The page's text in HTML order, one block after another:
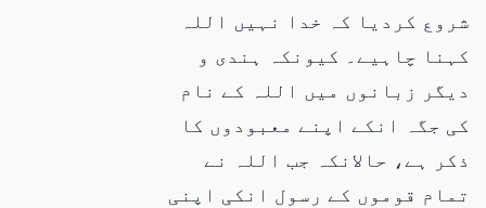
شروع کردیا کہ خدا نہیں اللہ
کہنا چاہیے۔ کیونکہ ہندی و
دیگر زبانوں میں اللہ کے نام
کی جگہ انکے اپنے معبودوں کا
ذکر ہے، حالانکہ جب اللہ نے
تمام قوموں کے رسول انکی اپنی